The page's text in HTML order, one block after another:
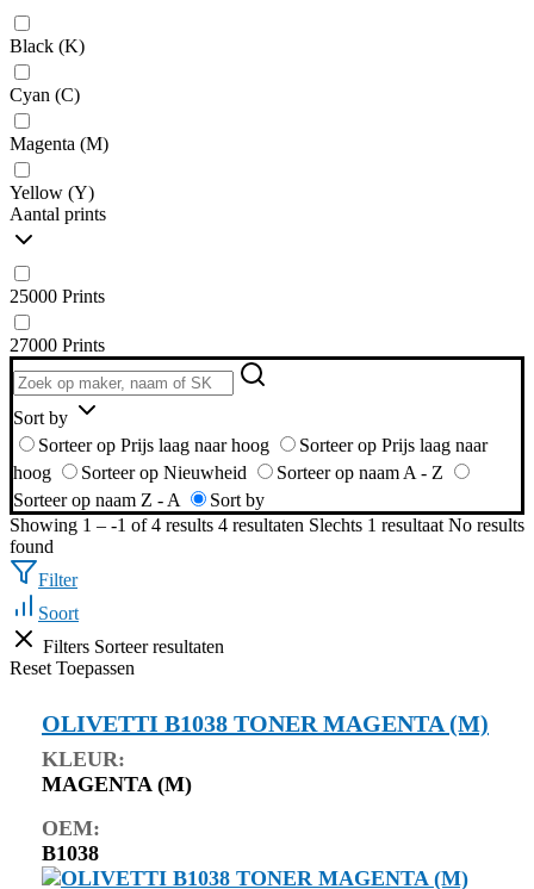
Black (K)
Cyan (C)
Magenta (M)
Yellow (Y)
Aantal prints
25000 Prints
27000 Prints
Sort by
Sorteer op Prijs laag naar hoog
Sorteer op Prijs laag naar
hoog
Sorteer op Nieuwheid
Sorteer op naam A - Z
Sorteer op naam Z - A
Sort by
Showing 1 – -1 of 4 results 4 resultaten Slechts 1 resultaat No results
found
Filter
Soort
Filters Sorteer resultaten
Reset Toepassen
OLIVETTI B1038 TONER MAGENTA (M)
KLEUR:
MAGENTA (M)
OEM:
B1038